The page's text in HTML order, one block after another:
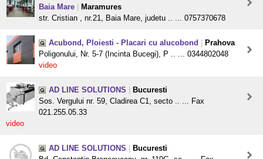
Baia Mare
Maramures
str. Cristian , nr.21, Baia Mare, judetu .. ... 0757370678
Acubond, Ploiesti - Placari cu alucobond
Prahova
Poligonului, Nr. 5-7 (Incinta Bucegi), P .. ... 0344802048
video
AD LINE SOLUTIONS
Bucuresti
Sos. Vergului nr. 59, Cladirea C1, secto .. ... Fax
021.255.05.33
video
AD LINE SOLUTIONS
Bucuresti